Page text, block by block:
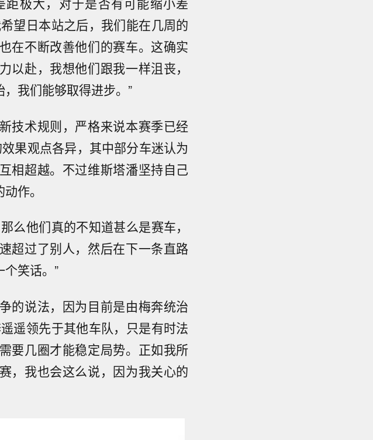
望日本站之后，我们能在几周的
在不断改善他们的赛车。这确实
赴，我想他们跟我一样沮丧，
我们能够取得进步。”
技术规则，严格来说本赛季已经
果观点各异，其中部分车迷认为
相超越。不过维斯塔潘坚持自己
作。
么他们真的不知道甚么是赛车，
超过了别人，然后在下一条直路
笑话。”
的说法，因为目前是由梅奔统治
遥领先于其他车队，只是有时法
要几圈才能稳定局势。正如我所
，我也会这么说，因为我关心的